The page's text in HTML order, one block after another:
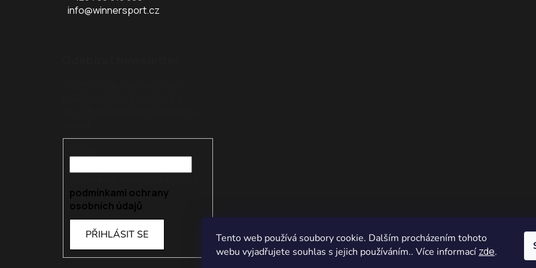
Tento web používá soubory cookie. Dalším procházením tohoto
webu vyjadřujete souhlas s jejich používáním.. Více informací zde.
info@winnersport.cz
podmínkami ochrany
osobních údajů
PŘIHLÁSIT SE